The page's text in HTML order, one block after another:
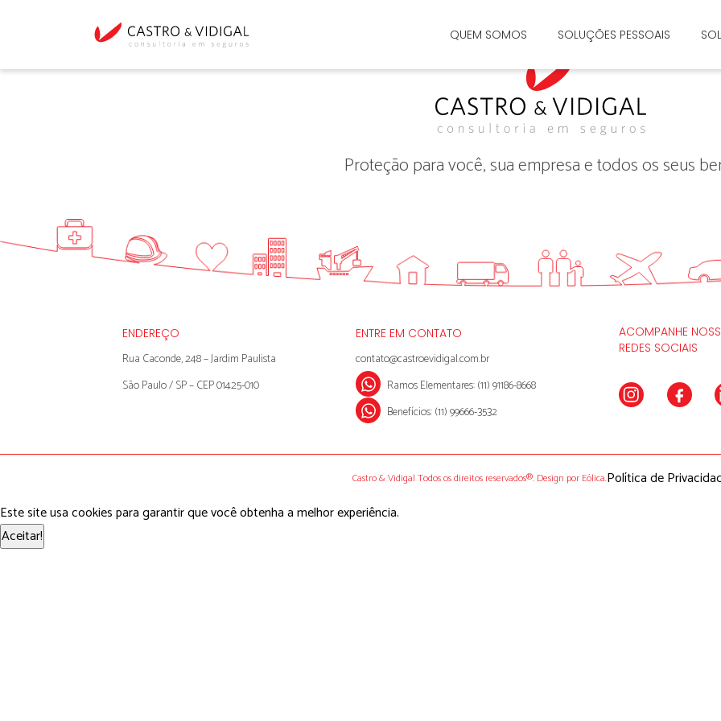
QUEM SOMOS SOLUÇÕES PESSOAIS
Proteção para você, sua empresa e todos os seus
ENDEREÇO
Rua Caconde, 248 – Jardim Paulista
São Paulo / SP – CEP 01425-010
ENTRE EM CONTATO
contato@castroevidigal.com.br
Ramos Elementares: (11) 91186-8668
Benefícios: (11) 99666-3532
ACOMPANHE
REDES SOCIAIS
Castro & Vidigal Todos os direitos reservados®. Design por Eólica.Política de
Este site usa cookies para garantir que você obtenha a melhor experiência.
Aceitar!